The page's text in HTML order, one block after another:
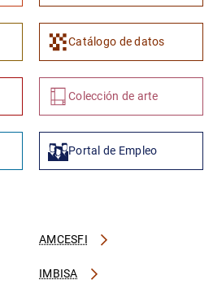
1 2
Catálogo de datos
Colección de arte
Portal de Empleo
AMCESFI
IMBISA